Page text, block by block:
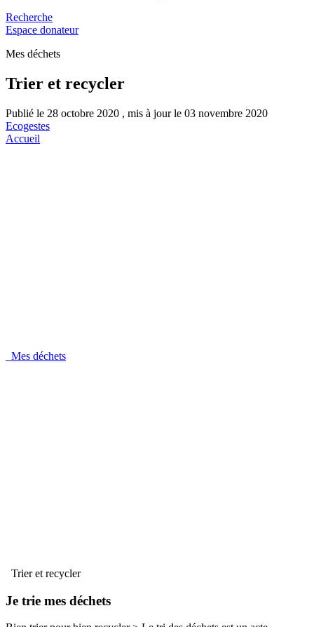
Recherche
Espace donateur
Mes déchets
Trier et recycler
Publié le 28 octobre 2020 , mis à jour le 03 novembre 2020
Ecogestes
Accueil
Mes déchets
Trier et recycler
Je trie mes déchets